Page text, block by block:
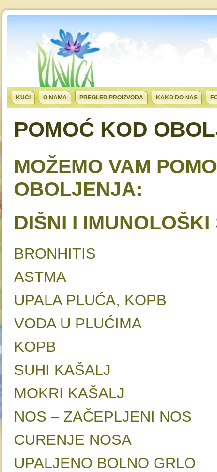
KUĆI O NAMA PREGLED PROIZVODA KAKO DO NAS
POMOĆ KOD
MOŽEMO VAM
OBOLJENJA:
DIŠNI I IMUNOLOŠKI
BRONHITIS
ASTMA
UPALA PLUĆA,
VODA U PLUĆIMA
KOPB
SUHI KAŠALJ
MOKRI KAŠALJ
NOS – ZAČEPLJENI
CURENJE
UPALJENO BOLNO